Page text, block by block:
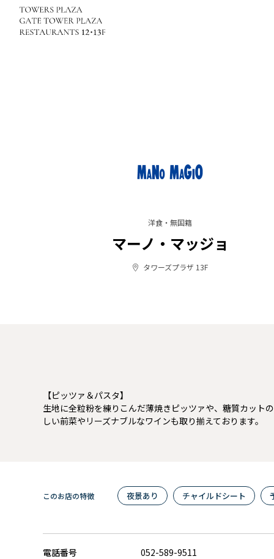
洋食・無国籍
マーノ・マッジョ
タワーズプラザ 13F
【ピッツァ＆パスタ】
生地に全粒粉を練りこんだ薄焼きピッツァや、糖質カット
しい前菜やリーズナブルなワインも取り揃えております。
このお店の特徴 夜景あり チャイルドシート
電話番号 052-589-9511